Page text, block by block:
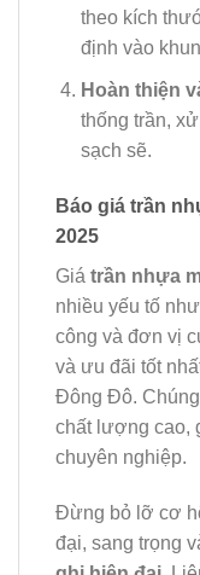
theo kích
định vào
Hoàn thiện
thống trần,
sạch sẽ.
Báo giá trần
2025
Giá trần nhựa
nhiều yếu tố
công và đơn vị
và ưu đãi tốt
Đông Đô.
chất lượng cao,
chuyên nghiệp.
Đừng bỏ lỡ cơ
đại, sang trọng